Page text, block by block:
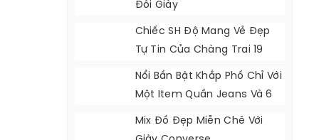
Đôi Giày
Chiếc SH Độ Mang Vẻ Đẹp
Tự Tin Của Chàng Trai 19
Tuổi
Nổi Bần Bật Khắp Phố Chỉ Với
Một Item Quần Jeans Và 6
Tips Phối Đồ Mạnh Mẽ
Mix Đồ Đẹp Miễn Chê Với